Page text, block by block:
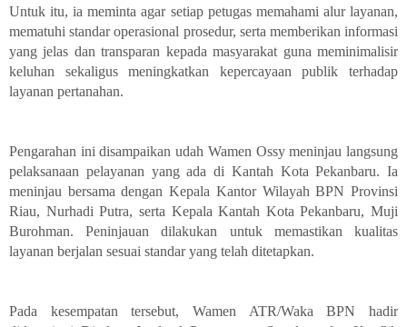
Untuk itu, ia meminta agar setiap petugas memahami alur layanan,
mematuhi standar operasional prosedur, serta memberikan informasi
yang jelas dan transparan kepada masyarakat guna meminimalisir
keluhan sekaligus meningkatkan kepercayaan publik terhadap
layanan pertanahan.
Pengarahan ini disampaikan udah Wamen Ossy meninjau langsung
pelaksanaan pelayanan yang ada di Kantah Kota Pekanbaru. Ia
meninjau bersama dengan Kepala Kantor Wilayah BPN Provinsi
Riau, Nurhadi Putra, serta Kepala Kantah Kota Pekanbaru, Muji
Burohman. Peninjauan dilakukan untuk memastikan kualitas
layanan berjalan sesuai standar yang telah ditetapkan.
Pada kesempatan tersebut, Wamen ATR/Waka BPN hadir